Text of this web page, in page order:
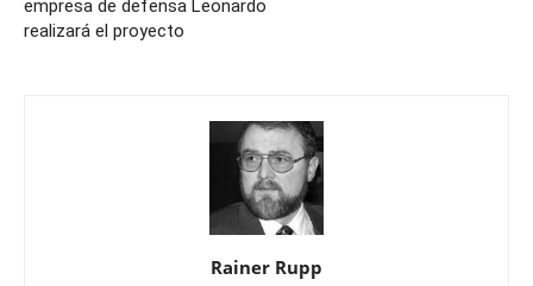
empresa de defensa Leonardo
realizará el proyecto
Rainer Rupp